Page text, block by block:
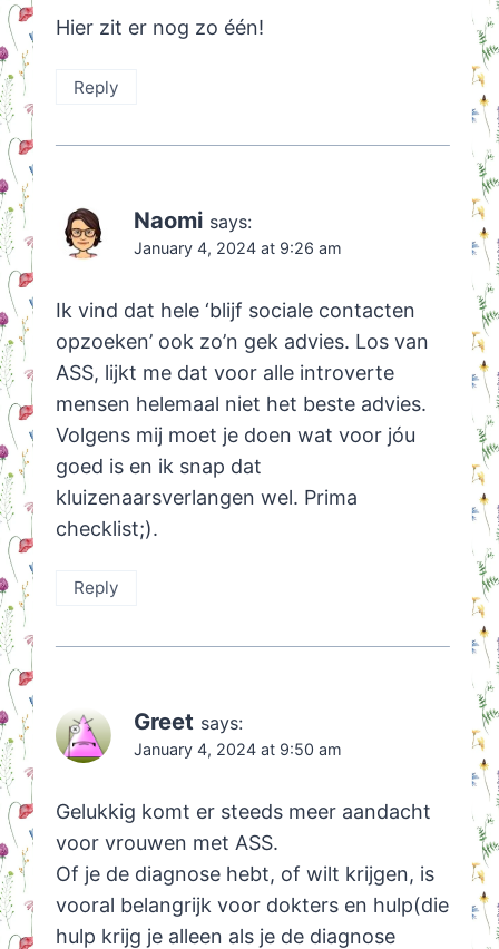
Hier zit er nog zo één!
Reply
Naomi says:
January 4, 2024 at 9:26 am
Ik vind dat hele ‘blijf sociale contacten
opzoeken’ ook zo’n gek advies. Los van
ASS, lijkt me dat voor alle introverte
mensen helemaal niet het beste advies.
Volgens mij moet je doen wat voor jóu
goed is en ik snap dat
kluizenaarsverlangen wel. Prima
checklist;).
Reply
Greet says:
January 4, 2024 at 9:50 am
Gelukkig komt er steeds meer aandacht
voor vrouwen met ASS.
Of je de diagnose hebt, of wilt krijgen, is
vooral belangrijk voor dokters en hulp(die
hulp krijg je alleen als je de diagnose